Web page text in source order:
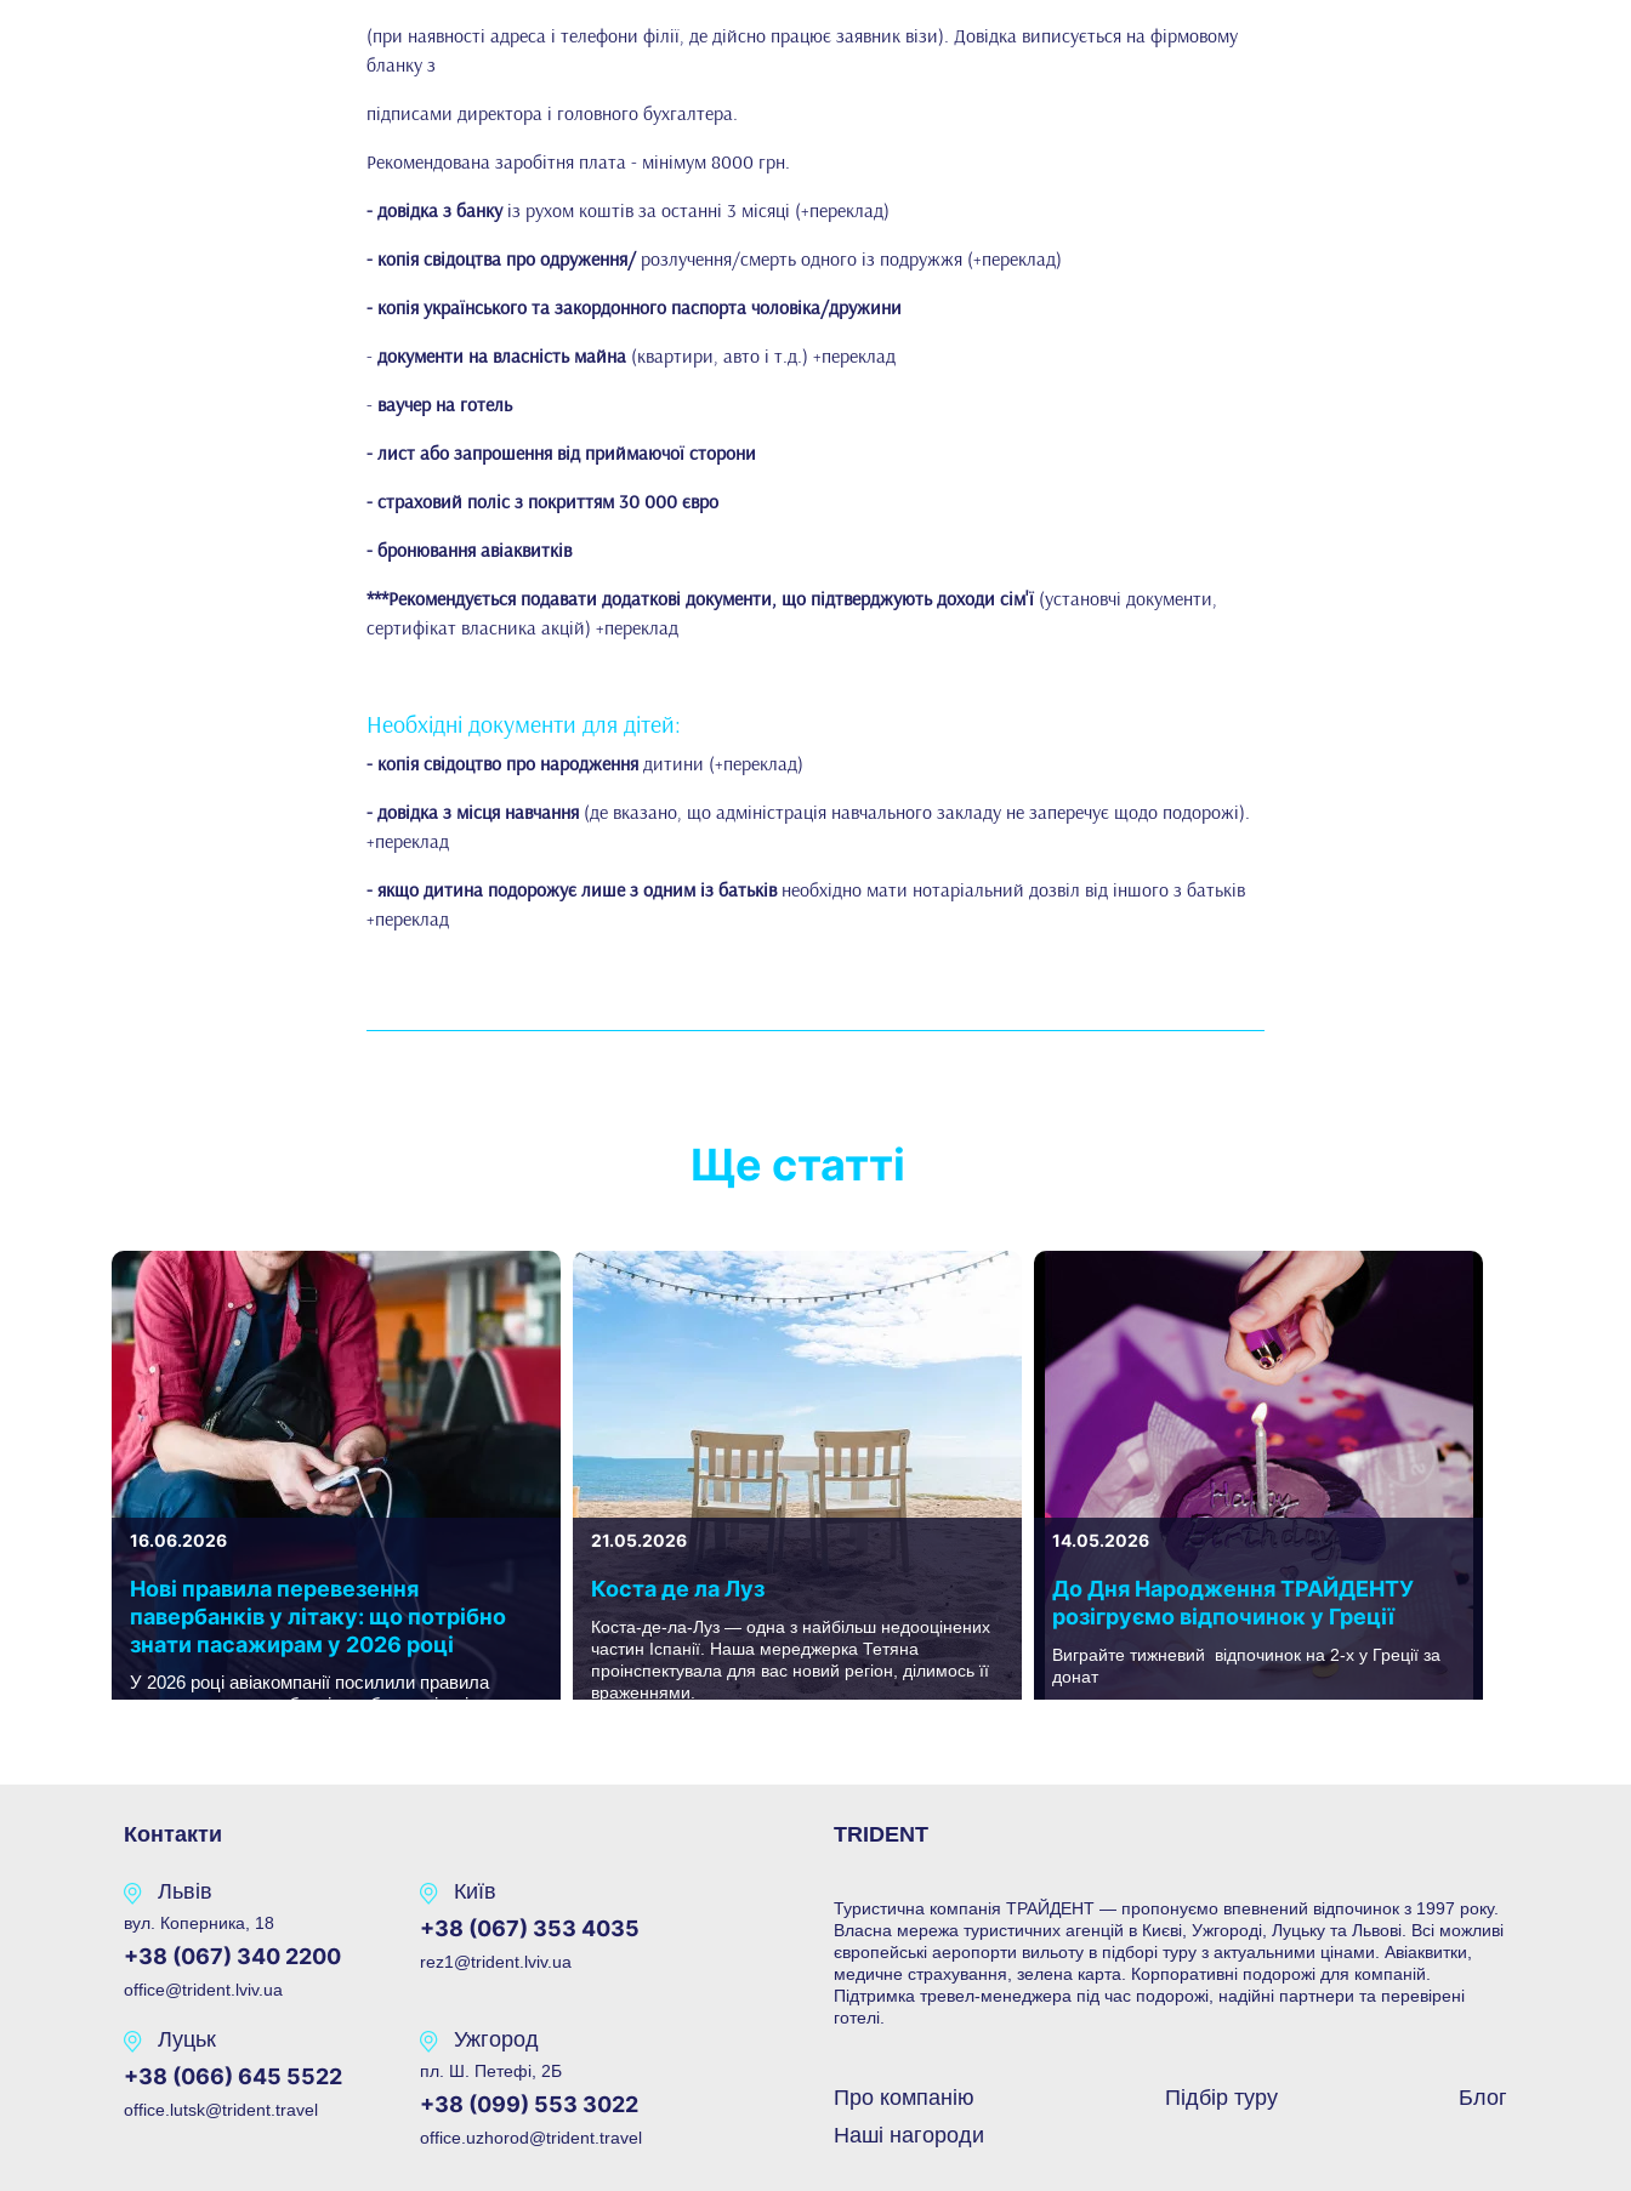
(при наявності адреса і телефони філії, де дійсно працює заявник візи). Довідка виписується на фірмовому
бланку з
підписами директора і головного бухгалтера.
Рекомендована заробітня плата - мінімум 8000 грн.
- довідка з банкуіз рухом коштів за останні 3 місяці (+переклад)
- копія свідоцтва про одруження/розлучення/смерть одного із подружжя (+переклад)
- копія українського та закордонного паспорта чоловіка/дружини
- документи на власність майна (квартири, авто і т.д.) +переклад
- ваучер на готель
- лист або запрошення від приймаючої сторони
- страховий поліс з покриттям 30 000 євро
- бронювання авіаквитків
***Рекомендується подавати додаткові документи, що підтверджують доходи сім'ї(установчі документи,
сертифікат власника акцій) +переклад
Необхідні документи для дітей:
- копія свідоцтво про народження дитини (+переклад)
- довідка з місця навчання (де вказано, що адміністрація навчального закладу не заперечує щодо подорожі).
+переклад
- якщо дитина подорожує лише з одним із батьків необхідно мати нотаріальний дозвіл від іншого з батьків
+переклад
Ще статті
16.06.2026
Нові правила перевезення
павербанків у літаку: що потрібно
знати пасажирам у 2026 році
У 2026 році авіакомпанії посилили правила
перевезення павербанків на борту літаків.
21.05.2026
Коста де ла Луз
Коста-де-ла-Луз — одна з найбільш недооцінених
частин Іспанії. Наша мереджерка Тетяна
проінспектувала для вас новий регіон, ділимось її
враженнями.
14.05.2026
До Дня Народження ТРАЙДЕНТУ
розігруємо відпочинок у Греції
Виграйте тижневий відпочинок на 2-х у Греції за
донат
Контакти
Львів
вул. Коперника, 18
+38 (067) 340 2200
office@trident.lviv.ua
Київ
+38 (067) 353 4035
rez1@trident.lviv.ua
Луцьк
+38 (066) 645 5522
office.lutsk@trident.travel
Ужгород
пл. Ш. Петефі, 2Б
+38 (099) 553 3022
office.uzhorod@trident.travel
TRIDENT
Туристична компанія ТРАЙДЕНТ — пропонуємо впевнений відпочинок з 1997 року.
Власна мережа туристичних агенцій в Києві, Ужгороді, Луцьку та Львові. Всі можливі
європейські аеропорти вильоту в підборі туру з актуальними цінами. Авіаквитки,
медичне страхування, зелена карта. Корпоративні подорожі для компаній.
Підтримка тревел-менеджера під час подорожі, надійні партнери та перевірені
готелі.
Про компанію
Наші нагороди
Підбір туру Блог